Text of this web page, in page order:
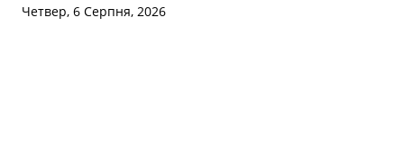
Четвер, 6 Серпня, 2026